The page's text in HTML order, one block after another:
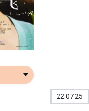
22.07.25